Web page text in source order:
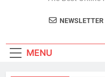
NEWSLETTER
MENU